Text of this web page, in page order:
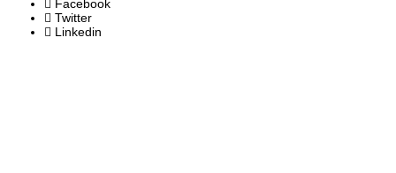
Facebook
Twitter
Linkedin